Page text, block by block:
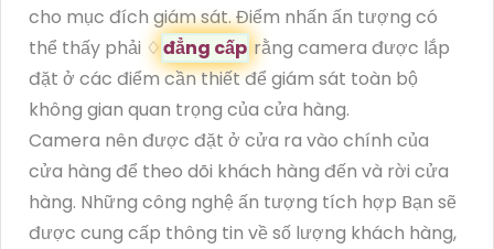
cho mục đích giám sát. Điểm nhấn ấn tượng có
thể thấy phải ♢đẳng cấp rằng camera được lắp
đặt ở các điểm cần thiết để giám sát toàn bộ
không gian quan trọng của cửa hàng.
Camera nên được đặt ở cửa ra vào chính của
cửa hàng để theo dõi khách hàng đến và rời cửa
hàng. Những công nghệ ấn tượng tích hợp Bạn sẽ
được cung cấp thông tin về số lượng khách hàng,